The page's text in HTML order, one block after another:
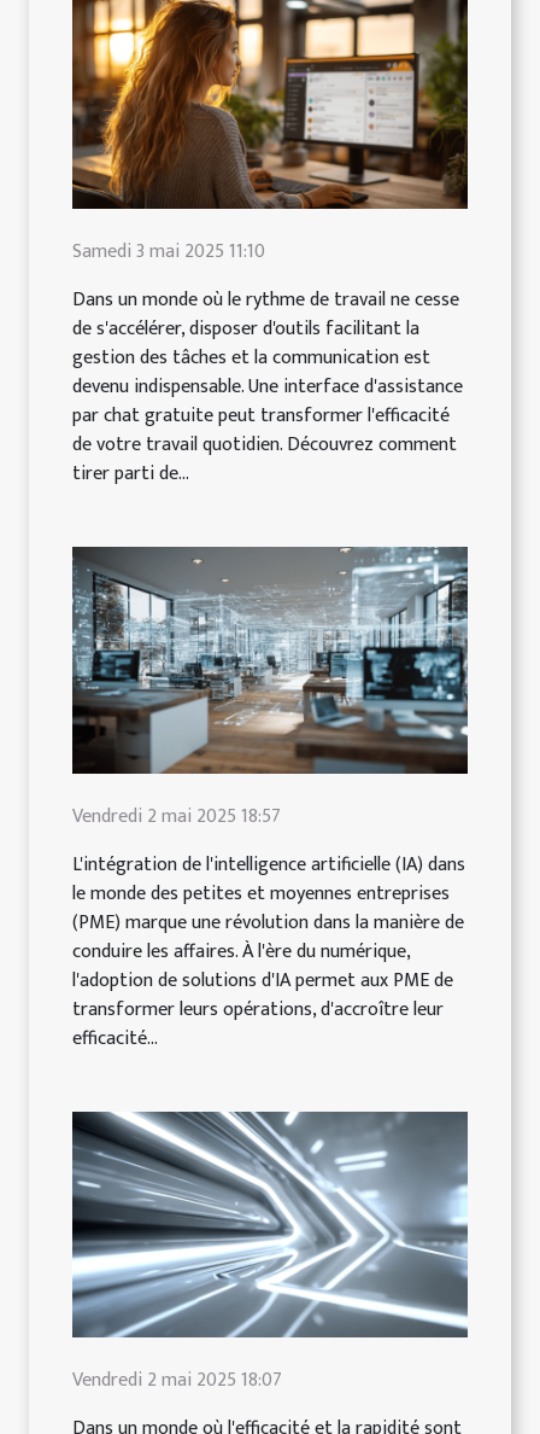
Samedi 3 mai 2025 11:10
Dans un monde où le rythme de travail ne cesse
de s'accélérer, disposer d'outils facilitant la
gestion des tâches et la communication est
devenu indispensable. Une interface d'assistance
par chat gratuite peut transformer l'efficacité
de votre travail quotidien. Découvrez comment
tirer parti de...
Vendredi 2 mai 2025 18:57
L'intégration de l'intelligence artificielle (IA) dans
le monde des petites et moyennes entreprises
(PME) marque une révolution dans la manière de
conduire les affaires. À l'ère du numérique,
l'adoption de solutions d'IA permet aux PME de
transformer leurs opérations, d'accroître leur
efficacité...
Vendredi 2 mai 2025 18:07